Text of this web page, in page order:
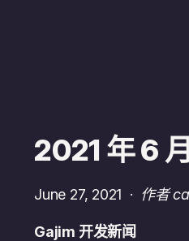
2021 年 6
June 27, 2021 · 作者
Gajim 开发新闻